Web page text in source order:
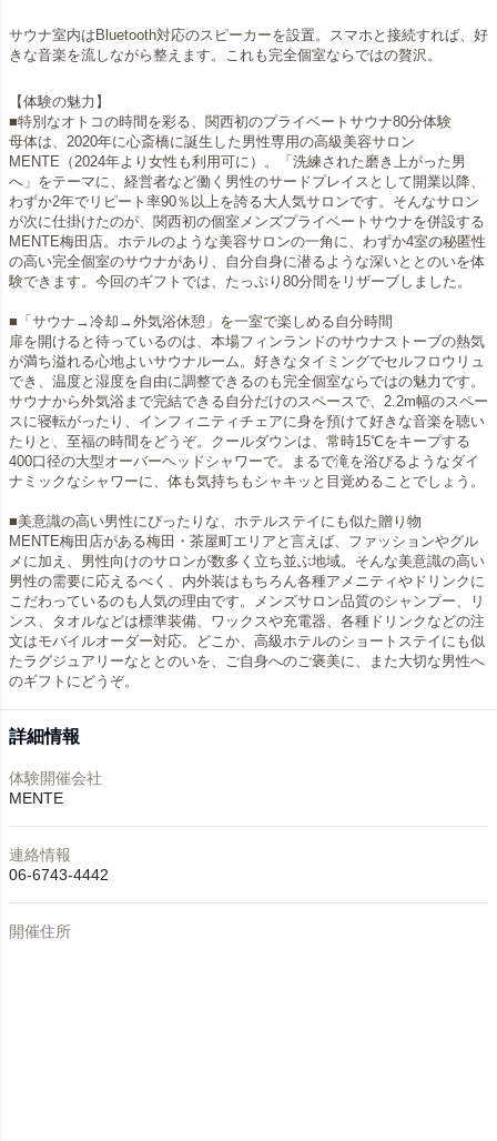
サウナ室内はBluetooth対応のスピーカーを設置。スマホと接続すれば、好
きな音楽を流しながら整えます。これも完全個室ならではの贅沢。
【体験の魅力】
■特別なオトコの時間を彩る、関西初のプライベートサウナ80分体験
母体は、2020年に心斎橋に誕生した男性専用の高級美容サロン
MENTE（2024年より女性も利用可に）。「洗練された磨き上がった男
へ」をテーマに、経営者など働く男性のサードプレイスとして開業以降、
わずか2年でリピート率90％以上を誇る大人気サロンです。そんなサロン
が次に仕掛けたのが、関西初の個室メンズプライベートサウナを併設する
MENTE梅田店。ホテルのような美容サロンの一角に、わずか4室の秘匿性
の高い完全個室のサウナがあり、自分自身に潜るような深いととのいを体
験できます。今回のギフトでは、たっぷり80分間をリザーブしました。
■「サウナ→冷却→外気浴休憩」を一室で楽しめる自分時間
扉を開けると待っているのは、本場フィンランドのサウナストーブの熱気
が満ち溢れる心地よいサウナルーム。好きなタイミングでセルフロウリュ
でき、温度と湿度を自由に調整できるのも完全個室ならではの魅力です。
サウナから外気浴まで完結できる自分だけのスペースで、2.2m幅のスペー
スに寝転がったり、インフィニティチェアに身を預けて好きな音楽を聴い
たりと、至福の時間をどうぞ。クールダウンは、常時15℃をキープする
400口径の大型オーバーヘッドシャワーで。まるで滝を浴びるようなダイ
ナミックなシャワーに、体も気持ちもシャキッと目覚めることでしょう。
■美意識の高い男性にぴったりな、ホテルステイにも似た贈り物
MENTE梅田店がある梅田・茶屋町エリアと言えば、ファッションやグル
メに加え、男性向けのサロンが数多く立ち並ぶ地域。そんな美意識の高い
男性の需要に応えるべく、内外装はもちろん各種アメニティやドリンクに
こだわっているのも人気の理由です。メンズサロン品質のシャンプー、リ
ンス、タオルなどは標準装備、ワックスや充電器、各種ドリンクなどの注
文はモバイルオーダー対応。どこか、高級ホテルのショートステイにも似
たラグジュアリーなととのいを、ご自身へのご褒美に、また大切な男性へ
のギフトにどうぞ。
詳細情報
体験開催会社
MENTE
連絡情報
06-6743-4442
開催住所